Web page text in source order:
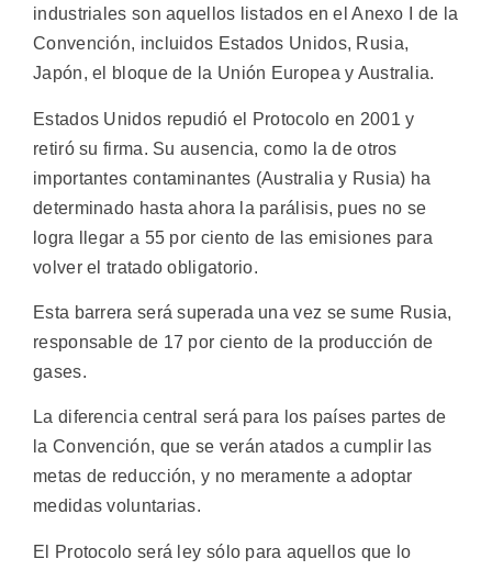
industriales son aquellos listados en el Anexo I de la
Convención, incluidos Estados Unidos, Rusia,
Japón, el bloque de la Unión Europea y Australia.
Estados Unidos repudió el Protocolo en 2001 y
retiró su firma. Su ausencia, como la de otros
importantes contaminantes (Australia y Rusia) ha
determinado hasta ahora la parálisis, pues no se
logra llegar a 55 por ciento de las emisiones para
volver el tratado obligatorio.
Esta barrera será superada una vez se sume Rusia,
responsable de 17 por ciento de la producción de
gases.
La diferencia central será para los países partes de
la Convención, que se verán atados a cumplir las
metas de reducción, y no meramente a adoptar
medidas voluntarias.
El Protocolo será ley sólo para aquellos que lo